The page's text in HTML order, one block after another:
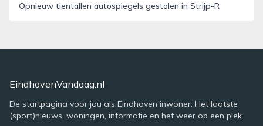
Opnieuw tientallen autospiegels gestolen in Strijp-R
EindhovenVandaag.nl
De startpagina voor jou als Eindhoven inwoner. Het laatste
(sport)nieuws, woningen, informatie en het weer op een plek.